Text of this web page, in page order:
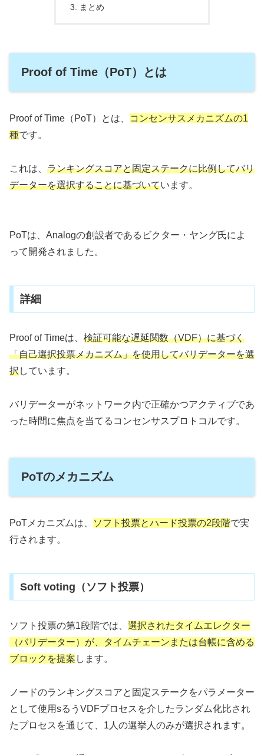
まとめ
Proof of Time（PoT）とは
Proof of Time（PoT）とは、
コンセンサスメカニズムの1
種です。
これは、 ランキングスコアと固定ステークに比例してバリ
データーを選択することに基づいています。
PoTは、Analogの創設者であるビクター・ヤング氏によ
って開発されました。
詳細
Proof of Timeは、 検証可能な遅延関数（VDF）に基づく
「自己選択投票メカニズム」を使用してバリデーターを選
択しています。
バリデーターがネットワーク内で正確かつアクティブであ
った時間に焦点を当てるコンセンサスプロトコルです。
PoTのメカニズム
PoTメカニズムは、 ソフト投票とハード投票の2段階で実
行されます。
Soft voting（ソフト投票）
ソフト投票の第1段階では、 選択されたタイムエレクター
（バリデーター）が、タイムチェーンまたは台帳に含める
ブロックを提案 します。
ノードのランキングスコアと固定ステークをパラメーター
として使用sるうVDFプロセスを介したランダム化比され
たプロセスを通じて、1人の選挙人のみが選択されます。